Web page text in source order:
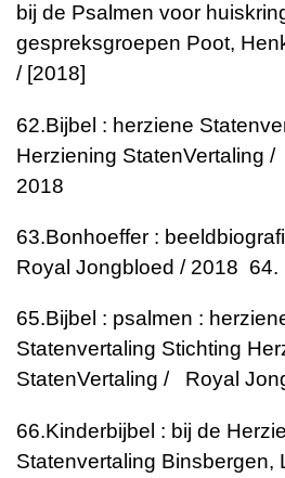
bij de Psalmen voor
gespreksgroepen Poot,
/ [2018]
62.Bijbel : herziene
Herziening StatenVertaling
2018
63.Bonhoeffer :
Royal Jongbloed / 2018 64.
65.Bijbel : psalmen :
Statenvertaling Stichting
StatenVertaling / Royal
66.Kinderbijbel : bij de
Statenvertaling Binsbergen,